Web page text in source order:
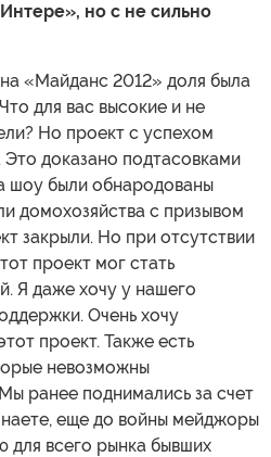
но с не сильно
«Майданс 2012» доля была
для вас высокие и не
Но проект с успехом
доказано подтасовками
шоу были обнародованы
домохозяйства с призывом
закрыли. Но при отсутствии
проект мог стать
Я даже хочу у нашего
Очень хочу
проект. Также есть
невозможны
ранее поднимались за счет
еще до войны мейджоры
для всего рынка бывших